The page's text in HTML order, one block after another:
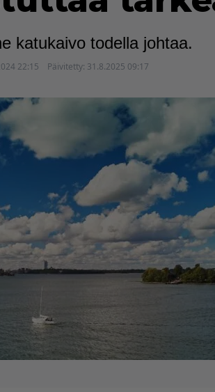
katukaivo todella johtaa.
22:15 Päivitetty: 31.8.2025 09:17